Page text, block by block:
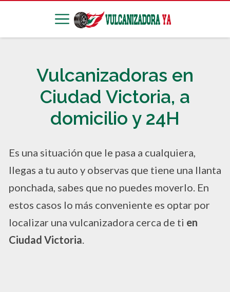
Vulcanizadoras en
Ciudad Victoria, a
domicilio y 24H
Es una situación que le pasa a cualquiera,
llegas a tu auto y observas que tiene una llanta
ponchada, sabes que no puedes moverlo. En
estos casos lo más conveniente es optar por
localizar una vulcanizadora cerca de ti en
Ciudad Victoria.